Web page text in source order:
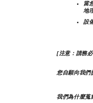
當
地
設
[注意：請務
您自願向我們
我們為什麼蒐